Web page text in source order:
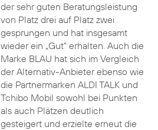
der sehr guten Beratungsleistung
von Platz drei auf Platz zwei
gesprungen und hat insgesamt
wieder ein „Gut“ erhalten. Auch die
Marke BLAU hat sich im Vergleich
der Alternativ-Anbieter ebenso wie
die Partnermarken ALDI TALK und
Tchibo Mobil sowohl bei Punkten
als auch Plätzen deutlich
gesteigert und erzielte erneut die